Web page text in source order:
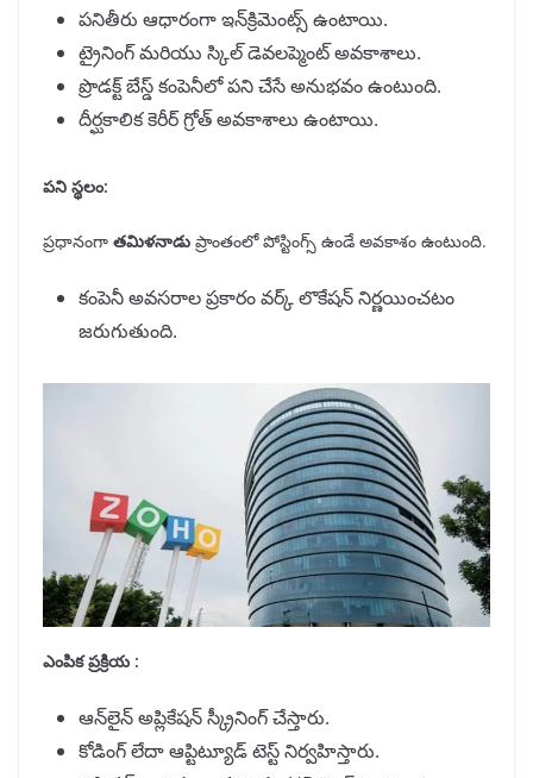
పనితీరు ఆధారంగా ఇన్‌క్రిమెంట్స్ ఉంటాయి.
ట్రైనింగ్ మరియు స్కిల్ డెవలప్మెంట్ అవకాశాలు.
ప్రొడక్ట్ బేస్డ్ కంపెనీలో పని చేసే అనుభవం ఉంటుంది.
దీర్ఘకాలిక కెరీర్ గ్రోత్ అవకాశాలు ఉంటాయి.
పని స్థలం:
ప్రధానంగా తమిళనాడు ప్రాంతంలో పోస్టింగ్స్ ఉండే అవకాశం ఉంటుంది.
కంపెనీ అవసరాల ప్రకారం వర్క్ లొకేషన్ నిర్ణయించటం
జరుగుతుంది.
ఎంపిక ప్రక్రియ :
ఆన్‌లైన్ అప్లికేషన్ స్క్రీనింగ్ చేస్తారు.
కోడింగ్ లేదా ఆప్టిట్యూడ్ టెస్ట్ నిర్వహిస్తారు.